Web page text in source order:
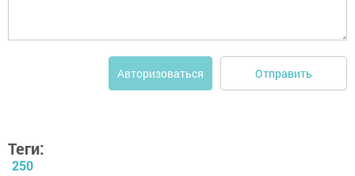
Авторизоваться Отправить
Теги:
250